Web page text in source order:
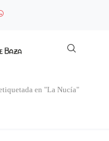
en "La Nucía"